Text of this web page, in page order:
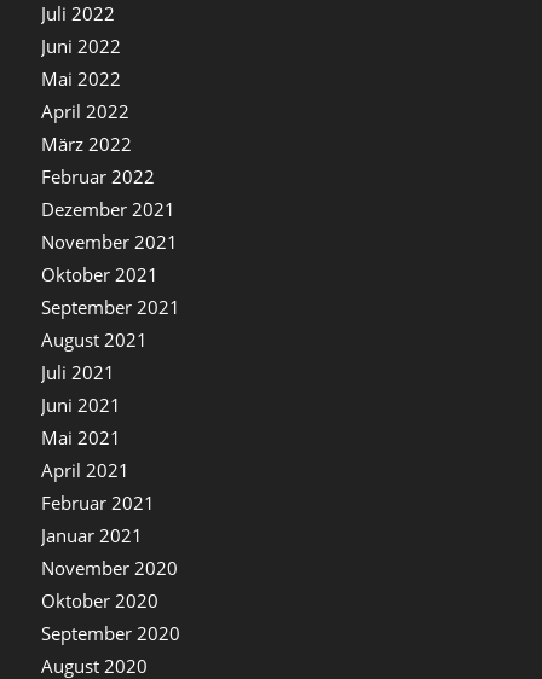
Juli 2022
Juni 2022
Mai 2022
April 2022
März 2022
Februar 2022
Dezember 2021
November 2021
Oktober 2021
September 2021
August 2021
Juli 2021
Juni 2021
Mai 2021
April 2021
Februar 2021
Januar 2021
November 2020
Oktober 2020
September 2020
August 2020